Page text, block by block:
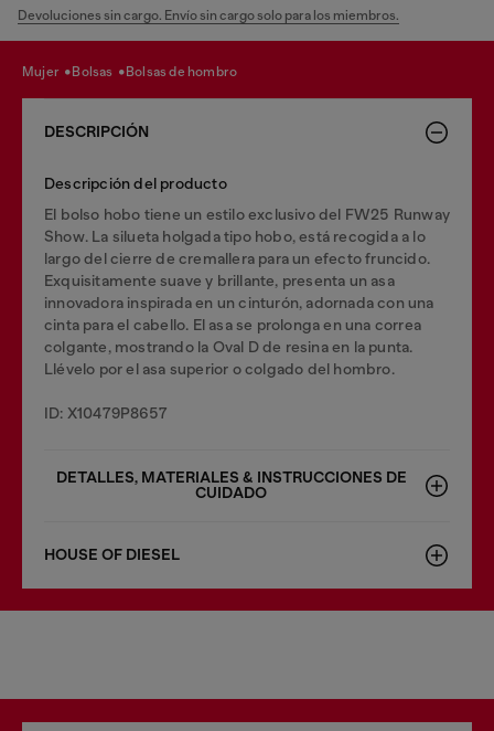
Devoluciones sin cargo. Envío sin cargo solo para los miembros.
mujer bolsas bolsas de hombro
DESCRIPCIÓN
Descripción del producto
El bolso hobo tiene un estilo exclusivo del FW25 Runway
Show. La silueta holgada tipo hobo, está recogida a lo
largo del cierre de cremallera para un efecto fruncido.
Exquisitamente suave y brillante, presenta un asa
innovadora inspirada en un cinturón, adornada con una
cinta para el cabello. El asa se prolonga en una correa
colgante, mostrando la Oval D de resina en la punta.
Llévelo por el asa superior o colgado del hombro.
ID: X10479P8657
DETALLES, MATERIALES & INSTRUCCIONES DE
CUIDADO
HOUSE OF DIESEL